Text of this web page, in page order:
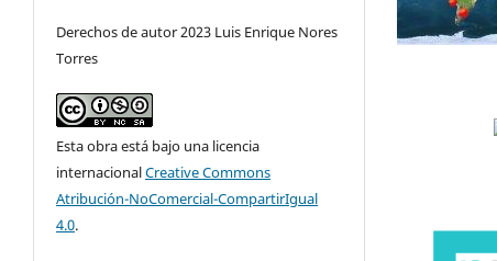
Derechos de autor 2023 Luis Enrique Nores
Torres
Esta obra está bajo una licencia
internacionalCreative Commons
Atribución-NoComercial-CompartirIgual
4.0.